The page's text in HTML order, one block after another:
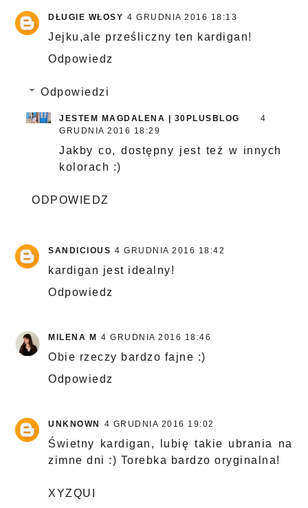
DŁUGIE WŁOSY 4 GRUDNIA 2016 18:13
Jejku,ale prześliczny ten kardigan!
Odpowiedz
Odpowiedzi
JESTEM MAGDALENA | 30PLUSBLOG
4
GRUDNIA 2016 18:29
Jakby co, dostępny jest też w innych
kolorach :)
ODPOWIEDZ
SANDICIOUS 4 GRUDNIA 2016 18:42
kardigan jest idealny!
Odpowiedz
MILENA M 4 GRUDNIA 2016 18:46
Obie rzeczy bardzo fajne :)
Odpowiedz
UNKNOWN 4 GRUDNIA 2016 19:02
Świetny kardigan, lubię takie ubrania na
zimne dni :) Torebka bardzo oryginalna!
XYZQUI